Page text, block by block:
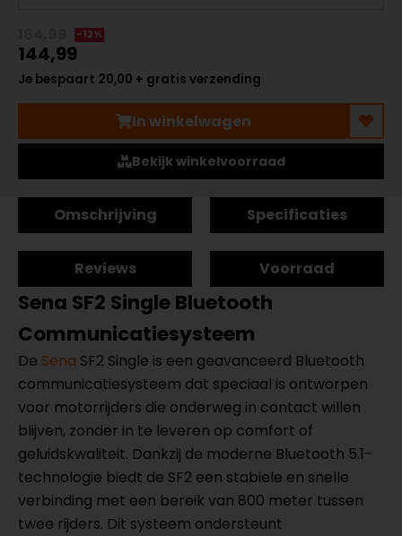
-12%
144,99
Je bespaart 20,00 + gratis verzending
In winkelwagen
Bekijk winkelvoorraad
Omschrijving Specificaties
Reviews Voorraad
Sena SF2 Single Bluetooth
Communicatiesysteem
De Sena SF2 Single is een geavanceerd Bluetooth
communicatiesysteem dat speciaal is ontworpen
voor motorrijders die onderweg in contact willen
blijven, zonder in te leveren op comfort of
geluidskwaliteit. Dankzij de moderne Bluetooth 5.1-
technologie biedt de SF2 een stabiele en snelle
verbinding met een bereik van 800 meter tussen
twee rijders. Dit systeem ondersteunt